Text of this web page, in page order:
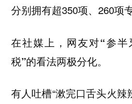
分别拥有超350项、260项专
在社媒上，网友对“参半
税”的看法两极分化。
有人吐槽“漱完口舌头火辣